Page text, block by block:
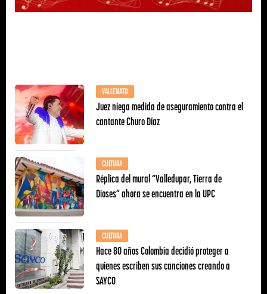
VALLENATO
Juez niega medida de aseguramiento contra el
cantante Churo Díaz
CULTURA
Réplica del mural “Valledupar, Tierra de
Dioses” ahora se encuentra en la UPC
CULTURA
Hace 80 años Colombia decidió proteger a
quienes escriben sus canciones creando a
SAYCO